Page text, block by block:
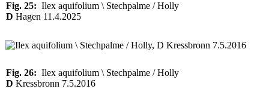
Fig. 25: Ilex aquifolium \ Stechpalme / Holly
D Hagen 11.4.2025
Fig. 26: Ilex aquifolium \ Stechpalme / Holly
D Kressbronn 7.5.2016